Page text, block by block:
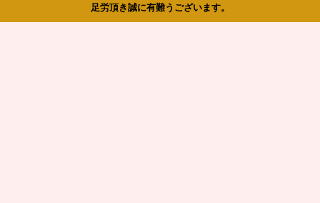
足労頂き誠に有難うございます。